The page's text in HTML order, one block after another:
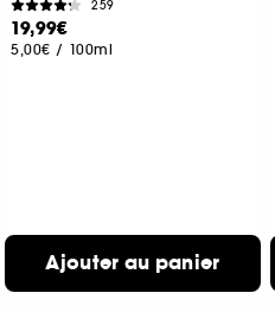
259
19,99€
5,00€ / 100ml
Ajouter au panier